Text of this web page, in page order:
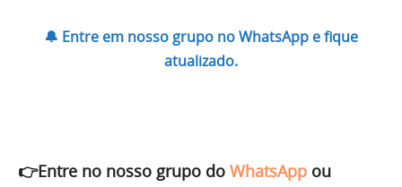
🔔 Entre em nosso grupo no WhatsApp e fique
atualizado.
👉Entre no nosso grupo do WhatsApp ou